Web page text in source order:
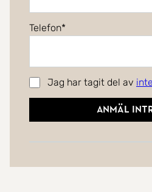
Telefon
Jag har tagit del av
Anmäl